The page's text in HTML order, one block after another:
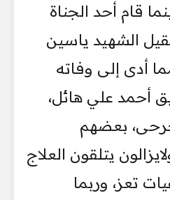
قام أحد الجناة
الشهيد ياسين
أدى إلى وفاته
أحمد علي هائل،
بعضهم
يتلقون العلاج
تعز، وربما